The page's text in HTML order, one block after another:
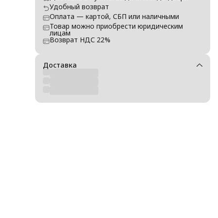
Удобный возврат
Оплата — картой, СБП или наличными
Товар можно приобрести юридическим
лицам
Возврат НДС 22%
Доставка